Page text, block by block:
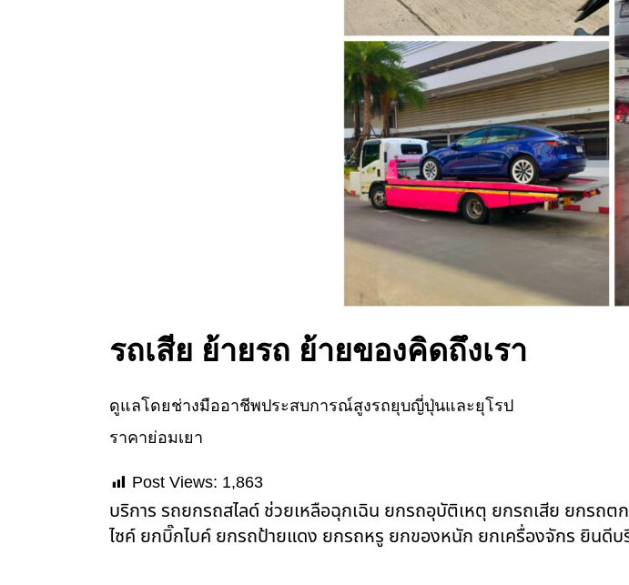
รถเสีย ย้ายรถ ย้ายของคิดถึงเรา
ดูแลโดยช่างมืออาชีพประสบการณ์สูงรถยุบญี่ปุ่นและยุโรป
ราคาย่อมเยา
Post Views: 1,863
บริการ รถยกรถสไลด์ ช่วยเหลือฉุกเฉิน ยกรถอุบัติเหตุ ยกรถเสีย ยกร
ไซค์ ยกบิ๊กไบค์ ยกรถป้ายแดง ยกรถหรู ยกของหนัก ยกเครื่องจักร ยินดีบ